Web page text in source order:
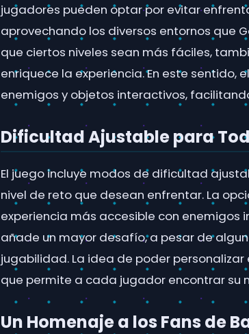
jugadores pueden optar por evitar
aprovechando los diversos entornos que
que ciertos niveles sean más fáciles,
enriquece la experiencia. En este
enemigos y objetos interactivos,
Dificultad Ajustable para
El juego incluye modos de dificultad
nivel de reto que desean enfrentar. La
experiencia más accesible con enemigos
añade un mayor desafío, a pesar de
jugabilidad. La idea de poder
que permite a cada jugador encontrar su
Un Homenaje a los Fans de